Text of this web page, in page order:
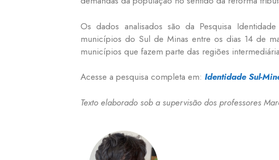
Os dados analisados são da Pesquisa
municípios do Sul de Minas entre os dias 14 de
municípios que fazem parte das regiões
Acesse a pesquisa completa em: Identidade Sul-
Texto elaborado sob a supervisão dos professores